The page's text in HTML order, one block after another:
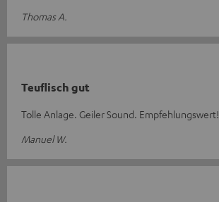
Thomas A.
Teuflisch gut
Tolle Anlage. Geiler Sound. Empfehlungswert!
Manuel W.